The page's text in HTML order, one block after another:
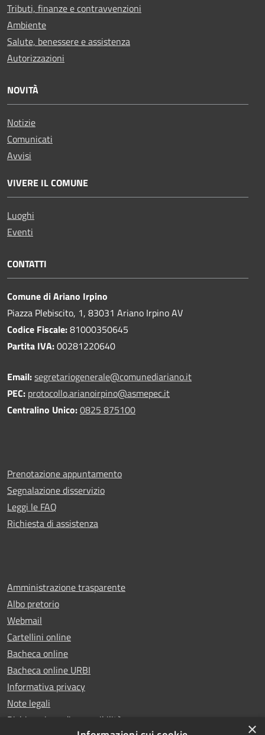
Tributi, finanze e contravvenzioni
Ambiente
Salute, benessere e assistenza
Autorizzazioni
NOVITÀ
Notizie
Comunicati
Avvisi
VIVERE IL COMUNE
Luoghi
Eventi
CONTATTI
Comune di Ariano Irpino
Piazza Plebiscito, 1, 83031 Ariano Irpino AV
Codice Fiscale:81000350645
Partita IVA:00281220640
Email:segretariogenerale@comunediariano.it
PEC: protocollo.arianoirpino@asmepec.it
Centralino Unico:0825 875100
Prenotazione appuntamento
Segnalazione disservizio
Leggi le FAQ
Richiesta di assistenza
Amministrazione trasparente
Albo pretorio
Webmail
Cartellini online
Bacheca online
Bacheca online URBI
Informativa privacy
Note legali
Dichiarazione di accessibilità
×